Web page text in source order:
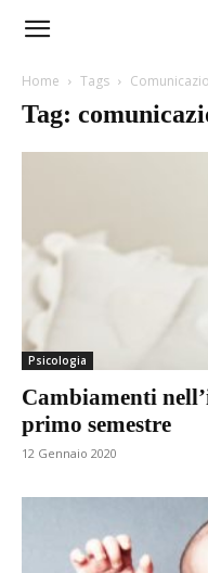
Maternità360
Home Tags
Tag:
Psicologia
Cambiamenti
primo semestre
12 Gennaio 2020